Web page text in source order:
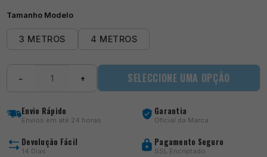
Tamanho Modelo
3 METROS 4 METROS
− + SELECCIONE UMA OPÇÃO
Envio Rápido
Envios em até 24 horas
Garantia
Oficial da Marca
Devolução Fácil
14 Dias
Pagamento Seguro
SSL Encriptado